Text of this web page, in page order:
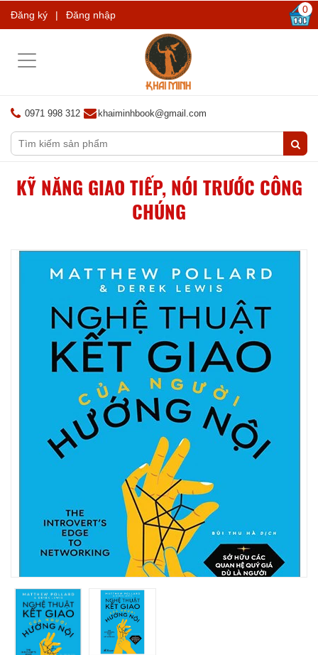
Đăng ký | Đăng nhập 0
Toggle
0971 998 312 khaiminhbook@gmail.com
KỸ NĂNG GIAO TIẾP, NÓI TRƯỚC CÔNG
CHÚNG